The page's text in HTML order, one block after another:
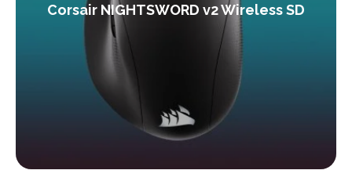
Corsair NIGHTSWORD v2 Wireless SD